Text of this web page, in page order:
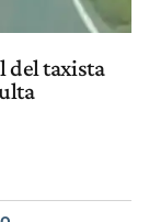
del taxista